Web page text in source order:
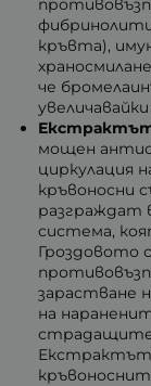
кръвта),
че
мощен
циркулация
кръвоносни
разграждат
система,
Гроздовото
зарастване
на
страдащите
Екстрактът